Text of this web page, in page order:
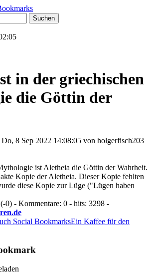
in der griechischen
die Göttin der
8 Sep 2022 14:08:05 von holgerfisch203
ist Aletheia die Göttin der Wahrheit.
Kopie der Aletheia. Dieser Kopie fehlten
diese Kopie zur Lüge ("Lügen haben
(-0) - Kommentare: 0 - hits: 3298 -
Ein Kaffee für den